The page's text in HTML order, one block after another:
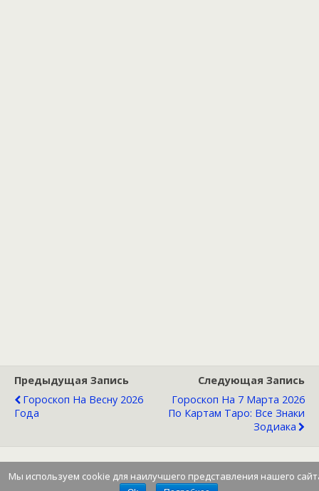
Предыдущая Запись
Гороскоп На Весну 2026
Года
Следующая Запись
Гороскоп На 7 Марта 2026
По Картам Таро: Все Знаки
Зодиака
Мы используем cookie для наилучшего представления нашего
Наверх